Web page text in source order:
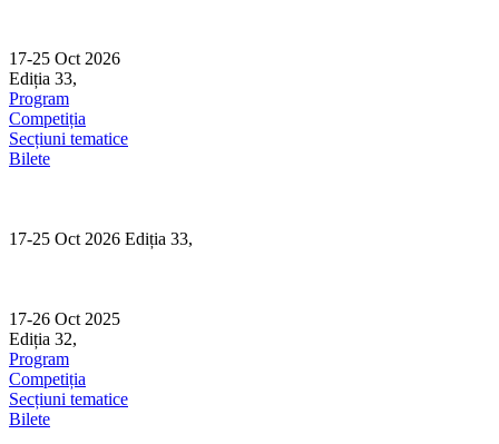
content
17-25 Oct 2026
Ediția 33,
Program
Competiția
Secțiuni tematice
Bilete
17-25 Oct 2026 Ediția 33,
17-26 Oct 2025
Ediția 32,
Program
Competiția
Secțiuni tematice
Bilete